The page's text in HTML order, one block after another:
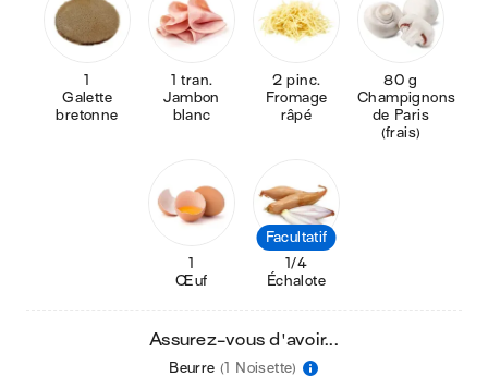
1
Galette
bretonne
1 tran.
Jambon
blanc
2 pinc.
Fromage
râpé
80 g
Champignons
de Paris
(frais)
1
Œuf
Facultatif
1/4
Échalote
Assurez-vous d'avoir...
Beurre (1 Noisette)